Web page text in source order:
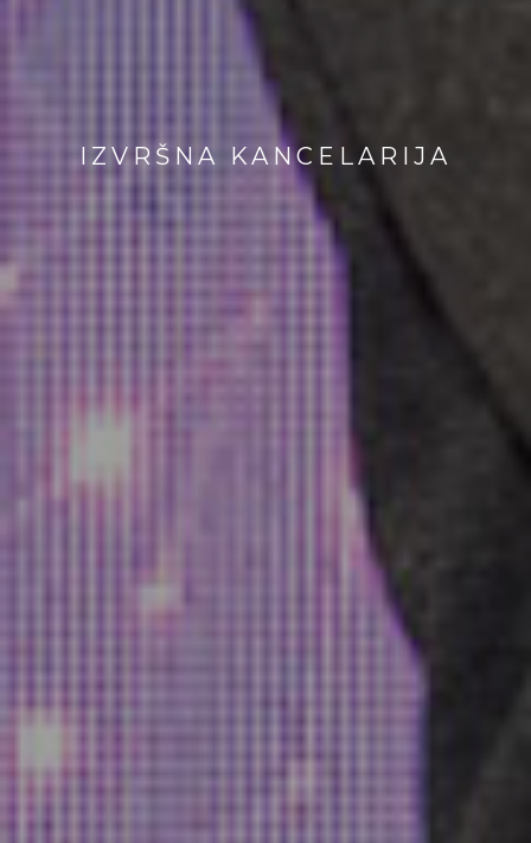
IZVRŠNA KANCELARIJA